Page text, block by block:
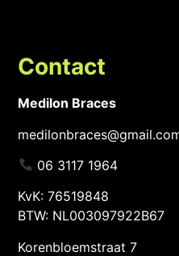
Contact
Medilon Braces
06 3117 1964
KvK: 76519848
BTW: NL003097922B67
Korenbloemstraat 7